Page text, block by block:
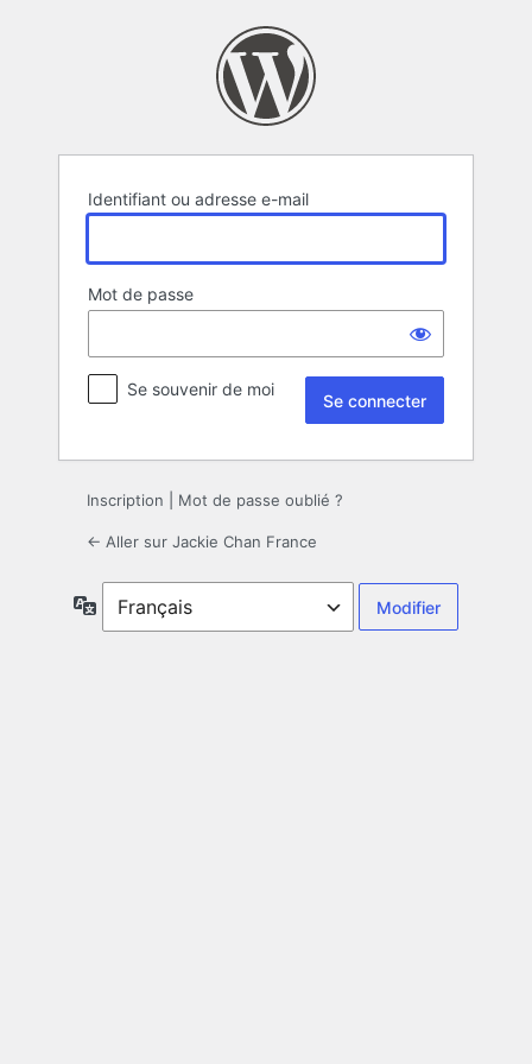
Identifiant ou adresse e-mail
Mot de passe
Se souvenir de moi
Inscription Mot de passe oublié ?
← Aller sur Jackie Chan France
Langue